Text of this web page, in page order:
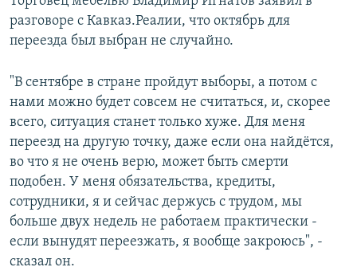
разговоре с Кавказ.Реалии, что октябрь для
переезда был выбран не случайно.
"В сентябре в стране пройдут выборы, а потом с
нами можно будет совсем не считаться, и, скорее
всего, ситуация станет только хуже. Для меня
переезд на другую точку, даже если она найдётся,
во что я не очень верю, может быть смерти
подобен. У меня обязательства, кредиты,
сотрудники, я и сейчас держусь с трудом, мы
больше двух недель не работаем практически -
если вынудят переезжать, я вообще закроюсь", -
сказал он.